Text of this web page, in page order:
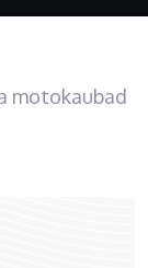
motokaubad